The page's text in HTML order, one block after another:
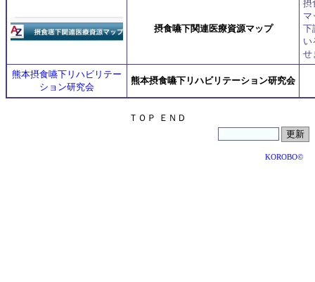
摂食嚥下関連医療資源マップ
摂
マ
下
い
せ
熊本摂食嚥下リハビリテー
ション研究会
熊本摂食嚥下リハビリテーション研究会
ＴＯＰ ＥＮＤ
KOROBO©